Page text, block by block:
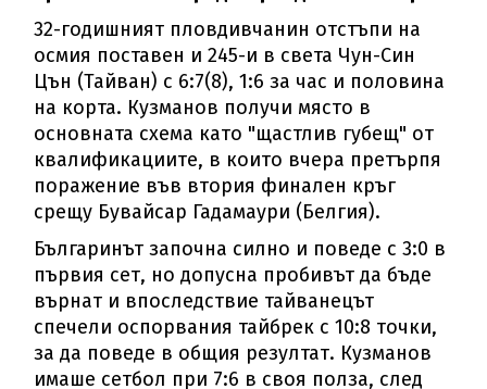
32-годишният пловдивчанин отстъпи на
осмия поставен и 245-и в света Чун-Син
Цън (Тайван) с 6:7(8), 1:6 за час и половина
на корта. Кузманов получи място в
основната схема като "щастлив губещ" от
квалификациите, в които вчера претърпя
поражение във втория финален кръг
срещу Бувайсар Гадамаури (Белгия).
Българинът започна силно и поведе с 3:0 в
първия сет, но допусна пробивът да бъде
върнат и впоследствие тайванецът
спечели оспорвания тайбрек с 10:8 точки,
за да поведе в общия резултат. Кузманов
имаше сетбол при 7:6 в своя полза, след